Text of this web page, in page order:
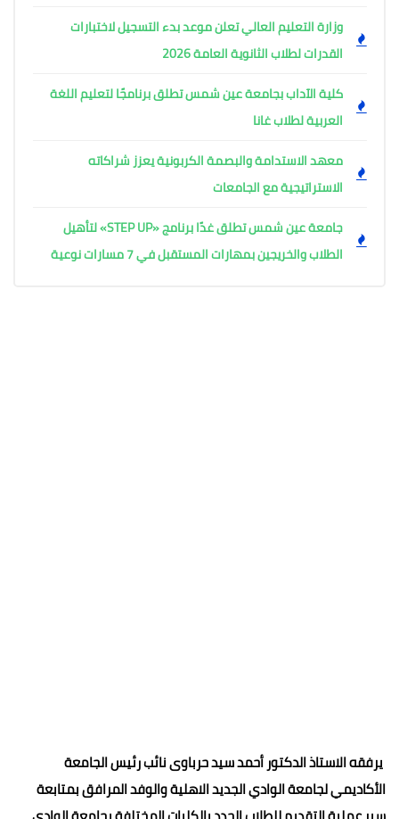
وزارة التعليم العالي تعلن موعد بدء التسجيل لاختبارات
القدرات لطلاب الثانوية العامة 2026
كلية الآداب بجامعة عين شمس تطلق برنامجًا لتعليم اللغة
العربية لطلاب غانا
معهد الاستدامة والبصمة الكربونية يعزز شراكاته
الاستراتيجية مع الجامعات
جامعة عين شمس تطلق غدًا برنامج «STEP UP» لتأهيل
الطلاب والخريجين بمهارات المستقبل في 7 مسارات نوعية
يرفقه الاستاذ الدكتور أحمد سيد حرباوى نائب رئيس الجامعة
الأكاديمي لجامعة الوادي الجديد الاهلية والوفد المرافق بمتابعة